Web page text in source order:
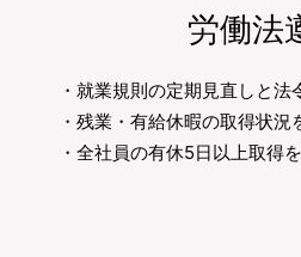
労働法
・就業規則の定期見直しと法
・残業・有給休暇の取得状
・全社員の有休5日以上取得